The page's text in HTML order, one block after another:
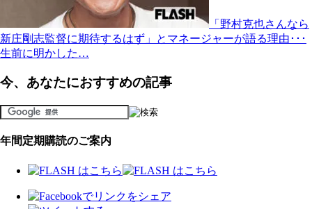
「野村克也さんなら
新庄剛志監督に期待するはず」とマネージャーが語る理由･･･
生前に明かした…
今、あなたにおすすめの記事
年間定期購読のご案内